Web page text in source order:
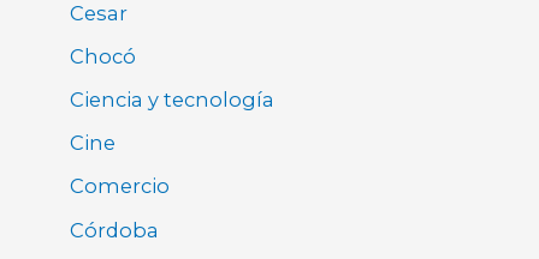
Cesar
Chocó
Ciencia y tecnología
Cine
Comercio
Córdoba